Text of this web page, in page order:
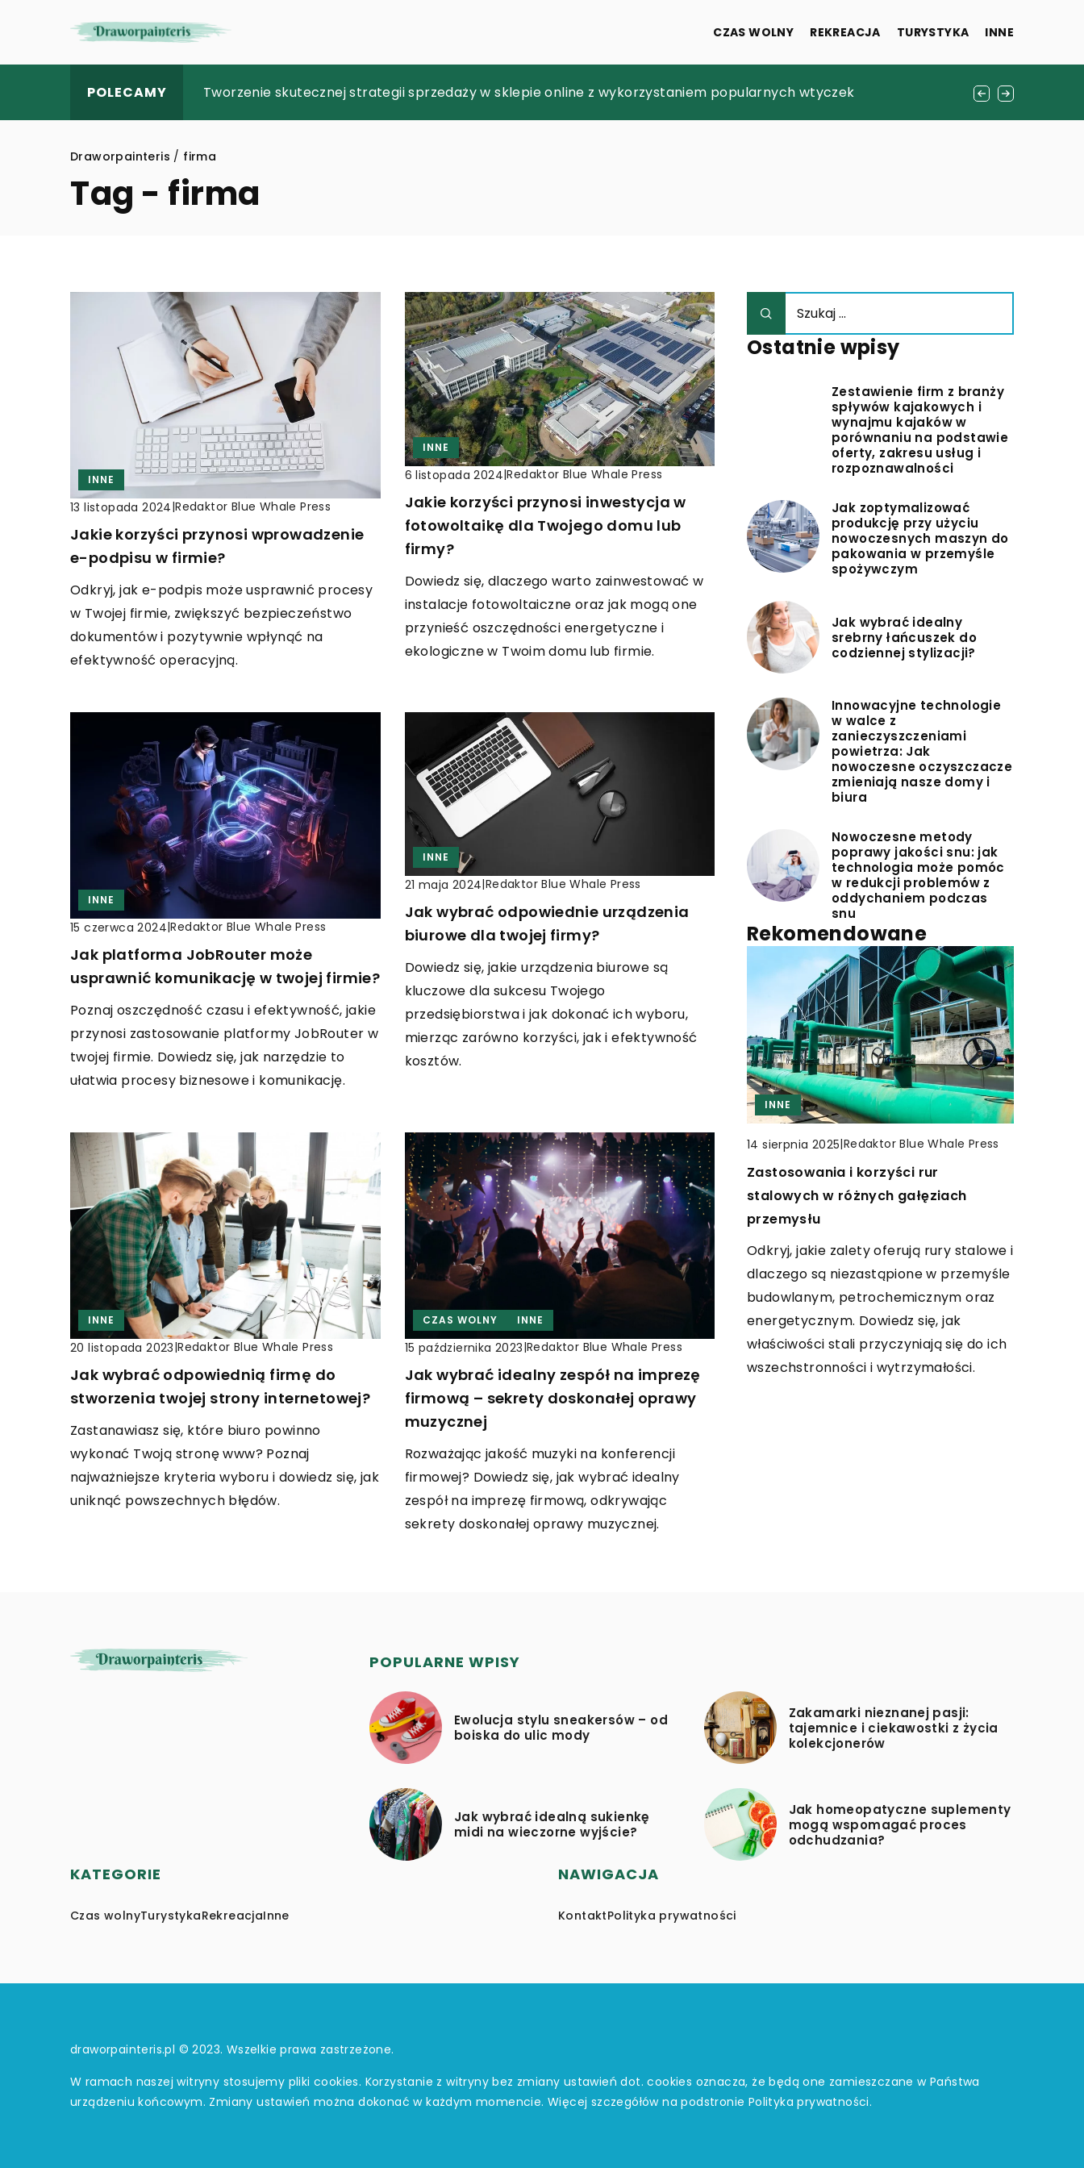
CZAS WOLNY REKREACJA TURYSTYKA INNE
POLECAMY Jak wybrać system alarmowy i monitoring domu?
Tworzenie skutecznej strategii sprzedaży w sklepie online z wykorzystaniem popularnych wtyczek
Odkrywanie przeszłości – jak prace wykopaliskowe wpływają na rozwój inwestycji miejskich
Draworpainteris / firma
Tag - firma
INNE
13 listopada 2024|Redaktor Blue Whale Press
Jakie korzyści przynosi wprowadzenie
e-podpisu w firmie?
Odkryj, jak e-podpis może usprawnić procesy
w Twojej firmie, zwiększyć bezpieczeństwo
dokumentów i pozytywnie wpłynąć na
efektywność operacyjną.
INNE
6 listopada 2024|Redaktor Blue Whale Press
Jakie korzyści przynosi inwestycja w
fotowoltaikę dla Twojego domu lub
firmy?
Dowiedz się, dlaczego warto zainwestować w
instalacje fotowoltaiczne oraz jak mogą one
przynieść oszczędności energetyczne i
ekologiczne w Twoim domu lub firmie.
INNE
15 czerwca 2024|Redaktor Blue Whale Press
Jak platforma JobRouter może
usprawnić komunikację w twojej firmie?
Poznaj oszczędność czasu i efektywność, jakie
przynosi zastosowanie platformy JobRouter w
twojej firmie. Dowiedz się, jak narzędzie to
ułatwia procesy biznesowe i komunikację.
INNE
21 maja 2024|Redaktor Blue Whale Press
Jak wybrać odpowiednie urządzenia
biurowe dla twojej firmy?
Dowiedz się, jakie urządzenia biurowe są
kluczowe dla sukcesu Twojego
przedsiębiorstwa i jak dokonać ich wyboru,
mierząc zarówno korzyści, jak i efektywność
kosztów.
INNE
20 listopada 2023|Redaktor Blue Whale Press
Jak wybrać odpowiednią firmę do
stworzenia twojej strony internetowej?
Zastanawiasz się, które biuro powinno
wykonać Twoją stronę www? Poznaj
najważniejsze kryteria wyboru i dowiedz się, jak
uniknąć powszechnych błędów.
CZAS WOLNY INNE
15 października 2023|Redaktor Blue Whale Press
Jak wybrać idealny zespół na imprezę
firmową – sekrety doskonałej oprawy
muzycznej
Rozważając jakość muzyki na konferencji
firmowej? Dowiedz się, jak wybrać idealny
zespół na imprezę firmową, odkrywając
sekrety doskonałej oprawy muzycznej.
Ostatnie wpisy
Zestawienie firm z branży
spływów kajakowych i
wynajmu kajaków w
porównaniu na podstawie
oferty, zakresu usług i
rozpoznawalności
Jak zoptymalizować
produkcję przy użyciu
nowoczesnych maszyn do
pakowania w przemyśle
spożywczym
Jak wybrać idealny
srebrny łańcuszek do
codziennej stylizacji?
Innowacyjne technologie
w walce z
zanieczyszczeniami
powietrza: Jak
nowoczesne oczyszczacze
zmieniają nasze domy i
biura
Nowoczesne metody
poprawy jakości snu: jak
technologia może pomóc
w redukcji problemów z
oddychaniem podczas
snu
Rekomendowane
INNE
19 marca 2025|Redaktor Blue Whale Press
Jak wybrać urządzenie do biura,
które łączy wydajność z
oszczędnością?
Poznaj kluczowe aspekty wyboru
urządzenia biurowego, które zapewni
zarówno wysoką wydajność, jak i
oszczędność, wspierając optymalne
funkcjonowanie Twojego biura.
INNE
14 sierpnia 2025|Redaktor Blue Whale Press
Zastosowania i korzyści rur
stalowych w różnych gałęziach
przemysłu
Odkryj, jakie zalety oferują rury stalowe i
dlaczego są niezastąpione w przemyśle
budowlanym, petrochemicznym oraz
energetycznym. Dowiedz się, jak
właściwości stali przyczyniają się do ich
wszechstronności i wytrzymałości.
INNE
4 grudnia 2025| Redaktor Blue Whale Press
Sekrety pielęgnacji skóry: Jak kolagen
wpływa na naszą cerę i zdrowie
Odkryj znaczenie kolagenu w pielęgnacji
skóry i jego wpływ na zdrowie. Dowiedz
się, jak kolagen wspiera elastyczność
cery i spowalnia procesy starzenia.
POPULARNE WPISY
Ewolucja stylu sneakersów – od
boiska do ulic mody
Zakamarki nieznanej pasji:
tajemnice i ciekawostki z życia
kolekcjonerów
Jak wybrać idealną sukienkę
midi na wieczorne wyjście?
Jak homeopatyczne suplementy
mogą wspomagać proces
odchudzania?
KATEGORIE
Czas wolnyTurystykaRekreacjaInne
NAWIGACJA
KontaktPolityka prywatności
draworpainteris.pl © 2023. Wszelkie prawa zastrzeżone.
W ramach naszej witryny stosujemy pliki cookies. Korzystanie z witryny bez zmiany ustawień dot. cookies oznacza, że będą one zamieszczane w Państwa
urządzeniu końcowym. Zmiany ustawień można dokonać w każdym momencie. Więcej szczegółów na podstronie Polityka prywatności.